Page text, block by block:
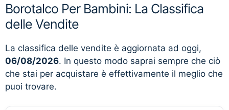
Borotalco Per Bambini: La Classifica
delle Vendite
La classifica delle vendite è aggiornata ad oggi,
06/08/2026. In questo modo saprai sempre che ciò
che stai per acquistare è effettivamente il meglio che
puoi trovare.